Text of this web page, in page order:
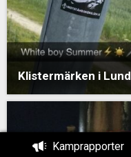
Kamprapporter
Klistermärken i Lund